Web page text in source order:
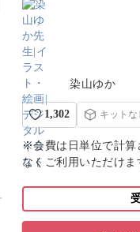
染山ゆか
1,302 キットな
※会費は日単位で計算
なくご利用いただけま